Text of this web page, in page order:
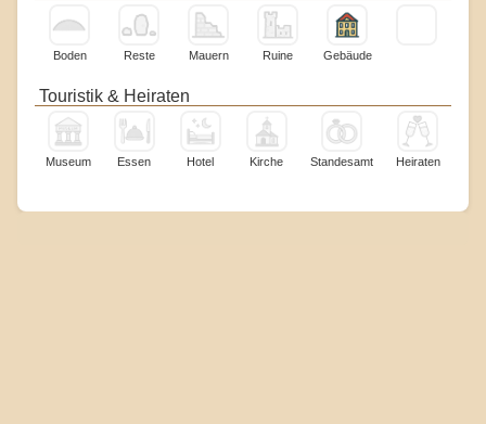
Boden Reste Mauern Ruine Gebäude
Touristik & Heiraten
Museum Essen Hotel Kirche Standesamt Heiraten